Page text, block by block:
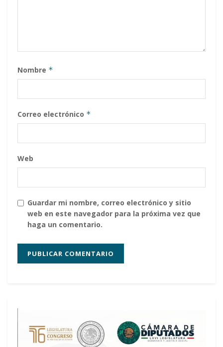
Nombre *
Correo electrónico *
Web
Guardar mi nombre, correo electrónico y sitio
web en este navegador para la próxima vez que
haga un comentario.